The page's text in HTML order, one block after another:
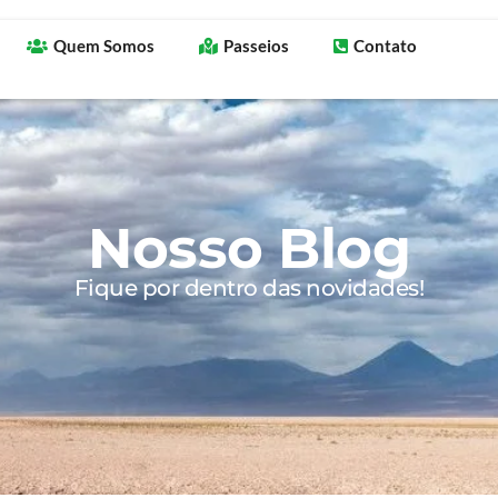
Quem Somos Passeios Contato
Nosso Blog
Fique por dentro das novidades!